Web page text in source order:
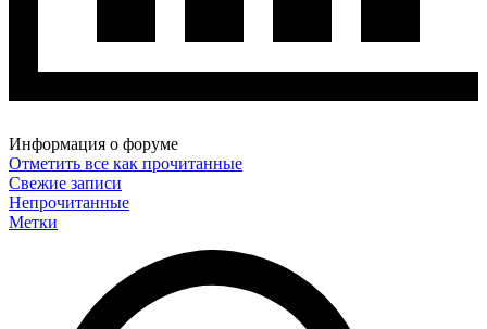
Информация о форуме
Отметить все как прочитанные
Свежие записи
Непрочитанные
Метки